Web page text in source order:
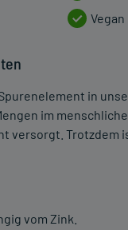
Vegan
in
im
versorgt.
vom Zink.